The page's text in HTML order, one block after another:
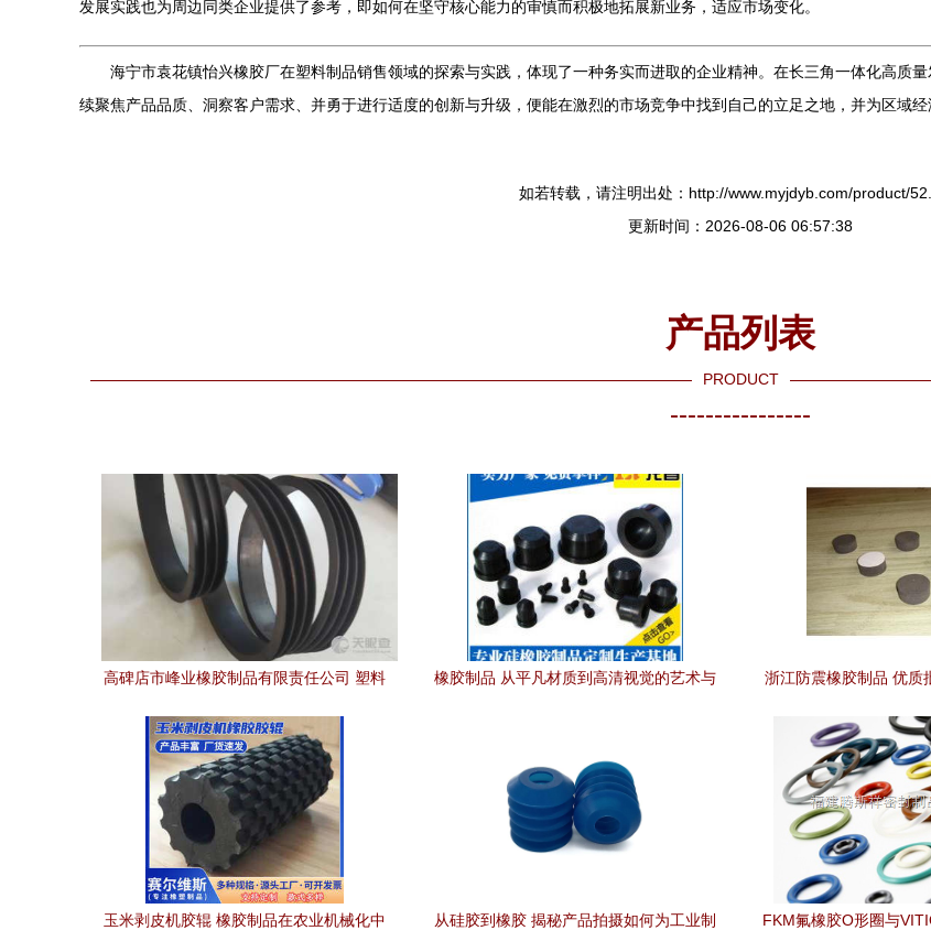
发展实践也为周边同类企业提供了参考，即如何在坚守核心能力的审慎而积极地拓展新业务，适应市场变化。
海宁市袁花镇怡兴橡胶厂在塑料制品销售领域的探索与实践，体现了一种务实而进取的企业精神。在长三角一体化高质
续聚焦产品品质、洞察客户需求、并勇于进行适度的创新与升级，便能在激烈的市场竞争中找到自己的立足之地，并为区域
如若转载，请注明出处：http://www.myjdyb.com/product/
更新时间：2026-08-06 06:57:38
产品列表
PRODUCT
----------------
高碑店市峰业橡胶制品有限责任公司 塑料
橡胶制品 从平凡材质到高清视觉的艺术与
浙江防震橡胶制品 优质
玉米剥皮机胶辊 橡胶制品在农业机械化中
从硅胶到橡胶 揭秘产品拍摄如何为工业制
FKM氟橡胶O形圈与